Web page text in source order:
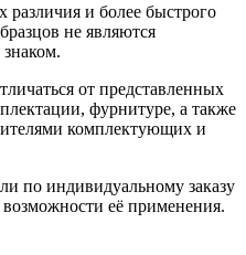
и более быстрого
не являются
от представленных
фурнитуре, а также
комплектующих и
по индивидуальному заказу
её применения.